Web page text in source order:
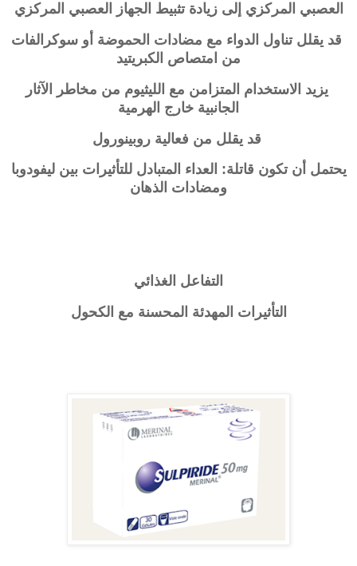
العصبي المركزي إلى زيادة تثبيط الجهاز العصبي المركزي
قد يقلل تناول الدواء مع مضادات الحموضة أو سوكرالفات
من امتصاص الكبريتيد
يزيد الاستخدام المتزامن مع الليثيوم من مخاطر الآثار
الجانبية خارج الهرمية
قد يقلل من فعالية روبينورول
يحتمل أن تكون قاتلة: العداء المتبادل للتأثيرات بين ليفودوبا
ومضادات الذهان
التفاعل الغذائي
التأثيرات المهدئة المحسنة مع الكحول